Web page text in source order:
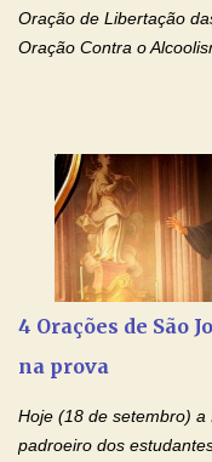
Oração de Libertação
Oração Contra o
Ágape de nosso Pai
Mãezinha do Céu -
Não desista, Jesus irá
Devoção e Fé Oração
Arcanjo) "Senhor, Pai
Nosso Senhor Jesus
se encontram
droga. Senhor, Pai
drogas, c...
4 Orações de São
na prova
Hoje (18 de setembro) a
padroeiro dos